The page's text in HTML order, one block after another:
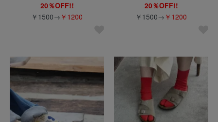
20％OFF!!
￥1500→ ￥1200
20％OFF!!
￥1500→ ￥1200